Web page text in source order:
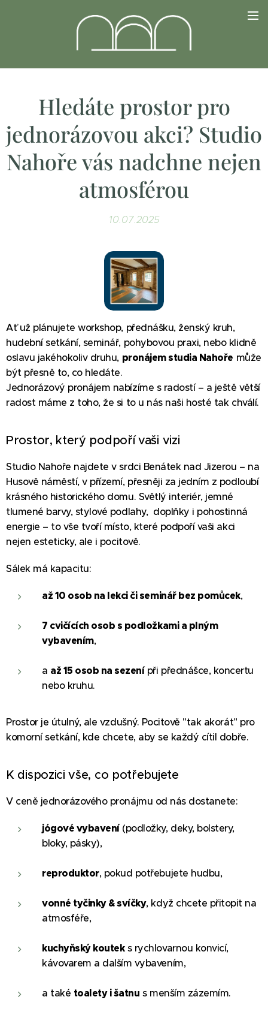
Hledáte prostor pro
jednorázovou akci? Studio
Nahoře vás nadchne nejen
atmosférou
10.07.2025
Ať už plánujete workshop, přednášku, ženský kruh,
hudební setkání, seminář, pohybovou praxi, nebo klidně
oslavu jakéhokoliv druhu, pronájem studia Nahoře může
být přesně to, co hledáte.
Jednorázový pronájem nabízíme s radostí – a ještě větší
radost máme z toho, že si to u nás naši hosté tak chválí.
Prostor, který podpoří vaši vizi
Studio Nahoře najdete v srdci Benátek nad Jizerou – na
Husově náměstí, v přízemí, přesněji za jedním z podloubí
krásného historického domu. Světlý interiér, jemné
tlumené barvy, stylové podlahy, doplňky i pohostinná
energie – to vše tvoří místo, které podpoří vaši akci
nejen esteticky, ale i pocitově.
Sálek má kapacitu:
až 10 osob na lekci či seminář bez pomůcek,
7 cvičících osob s podložkami a plným
vybavením,
a až 15 osob na sezenípři přednášce, koncertu
nebo kruhu.
Prostor je útulný, ale vzdušný. Pocitově "tak akorát" pro
komorní setkání, kde chcete, aby se každý cítil dobře.
K dispozici vše, co potřebujete
V ceně jednorázového pronájmu od nás dostanete:
jógové vybavení(podložky, deky, bolstery,
bloky, pásky),
reproduktor, pokud potřebujete hudbu,
vonné tyčinky & svíčky, když chcete přitopit na
atmosféře,
kuchyňský kouteks rychlovarnou konvicí,
kávovarem a dalším vybavením,
a také toalety i šatnu s menším zázemím.